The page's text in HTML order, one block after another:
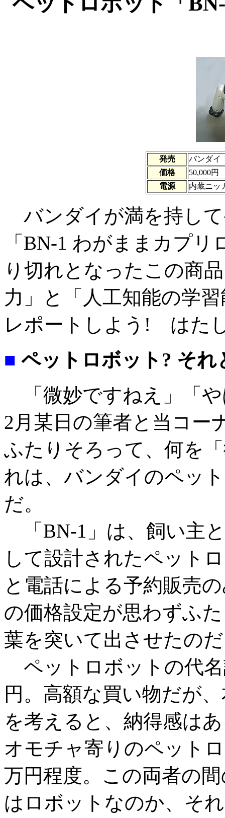
発売
バンダイ
価格
50,000円
電源
内蔵ニッ
バンダイが満を持し
「BN-1 わがままカプ
り切れとなったこの商
力」と「人工知能の学
レポートしよう! はた
■ ペットロボット? それ
「微妙ですねえ」「
2月某日の筆者と当コー
ふたりそろって、何を
れは、バンダイのペッ
だ。
「BN-1」は、飼い主
して設計されたペット
と電話による予約販売
の価格設定が思わずふ
葉を突いて出させたの
ペットロボットの代
円。高額な買い物だが
を考えると、納得感は
オモチャ寄りのペット
万円程度。この両者の
はロボットなのか、そ